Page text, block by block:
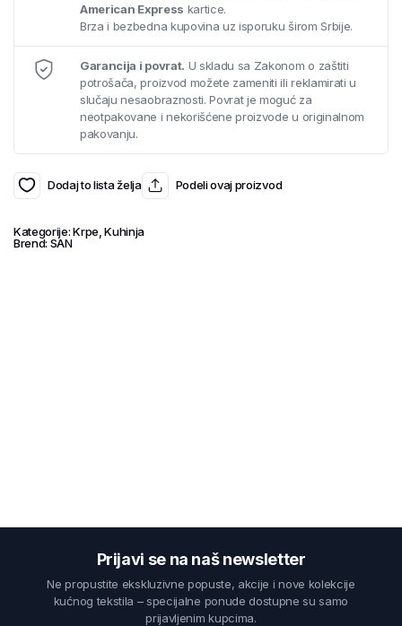
American Express kartice.
Brza i bezbedna kupovina uz isporuku širom Srbije.
Garancija i povrat. U skladu sa Zakonom o zaštiti
potrošača, proizvod možete zameniti ili reklamirati u
slučaju nesaobraznosti. Povrat je moguć za
neotpakovane i nekorišćene proizvode u originalnom
pakovanju.
Dodaj to lista želja Podeli ovaj proizvod
Kategorije:Krpe ,Kuhinja
Brend: SAN
Prijavi se na naš newsletter
Ne propustite ekskluzivne popuste, akcije i nove kolekcije
kućnog tekstila – specijalne ponude dostupne su samo
prijavljenim kupcima.